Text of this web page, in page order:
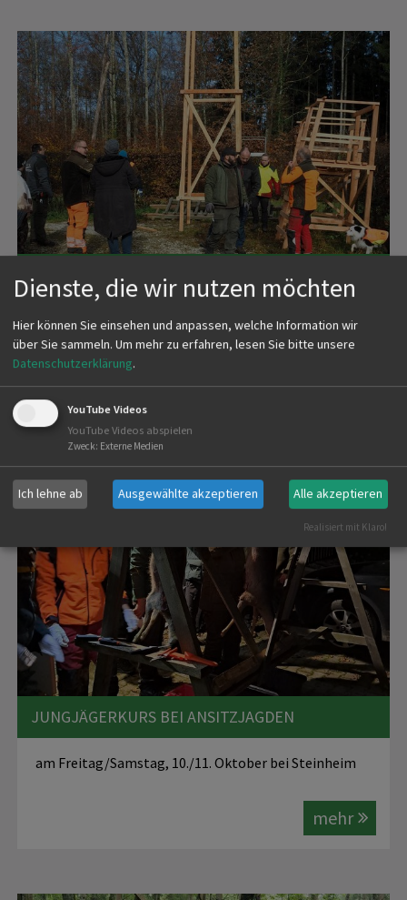
JUNGJÄGER BEIM KANZELBAU
am Samstag, 8. November
bei der Stangenhauhütte
JUNGJÄGERKURS BEI ANSITZJAGDEN
am Freitag/Samstag, 10./11. Oktober bei Steinheim
mehr
Dienste, die wir nutzen möchten
Hier können Sie einsehen und anpassen, welche Information wir
über Sie sammeln. Um mehr zu erfahren, lesen Sie bitte unsere
Datenschutzerklärung.
YouTube Videos
YouTube Videos abspielen
Zweck: Externe Medien
Ich lehne ab Ausgewählte akzeptieren Alle akzeptieren
Realisiert mit Klaro!